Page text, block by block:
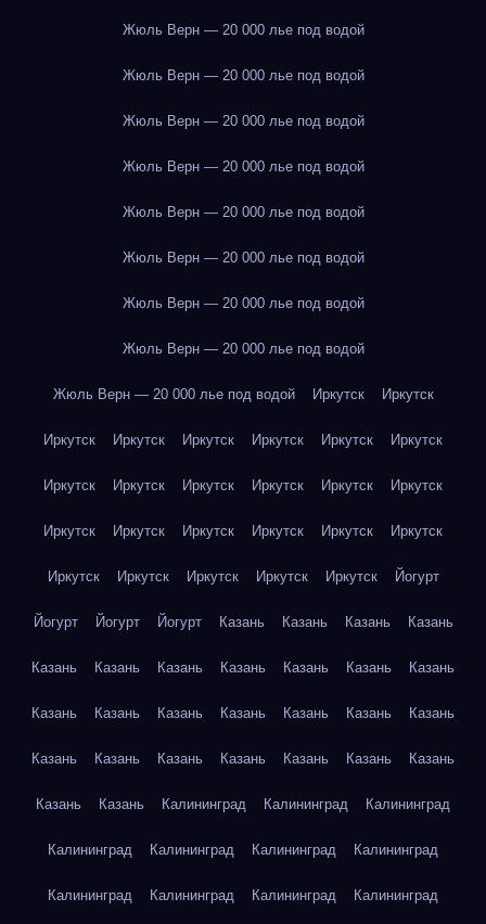
Жюль Верн — 20 000 лье под водой
Жюль Верн — 20 000 лье под водой
Жюль Верн — 20 000 лье под водой
Жюль Верн — 20 000 лье под водой
Жюль Верн — 20 000 лье под водой
Жюль Верн — 20 000 лье под водой
Жюль Верн — 20 000 лье под водой
Жюль Верн — 20 000 лье под водой
Жюль Верн — 20 000 лье под водой Иркутск Иркутск
Иркутск Иркутск Иркутск Иркутск Иркутск Иркутск
Иркутск Иркутск Иркутск Иркутск Иркутск Иркутск
Иркутск Иркутск Иркутск Иркутск Иркутск Иркутск
Иркутск Иркутск Иркутск Иркутск Иркутск Йогурт
Йогурт Йогурт Йогурт Казань Казань Казань Казань
Казань Казань Казань Казань Казань Казань Казань
Казань Казань Казань Казань Казань Казань Казань
Казань Казань Казань Казань Казань Казань Казань
Казань Казань Калининград Калининград Калининград
Калининград Калининград Калининград Калининград
Калининград Калининград Калининград Калининград